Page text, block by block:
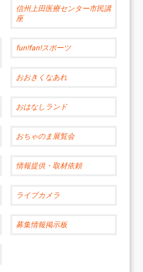
信州上田医療センター市民講
座
fun!fan!スポーツ
おおきくなあれ
おはなしランド
おちゃのま展覧会
情報提供・取材依頼
ライブカメラ
募集情報掲示板